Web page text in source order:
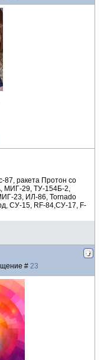
ракета Протон со
МИГ-29, ТУ-154Б-2,
23, ИЛ-86, Tornado
СУ-15, RF-84,СУ-17, F-
# 23